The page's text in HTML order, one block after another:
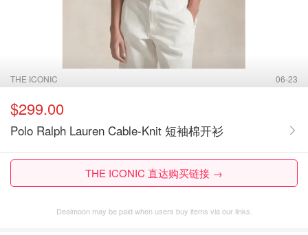
THE ICONIC 06-23
$299.00
Polo Ralph Lauren Cable-Knit 短袖棉开衫
THE ICONIC 直达购买链接 →
Dealmoon may be paid when users buy items via our links.